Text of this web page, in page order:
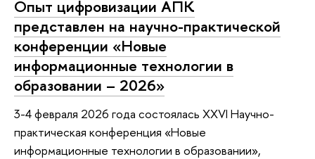
Опыт цифровизации АПК
представлен на научно-практической
конференции «Новые
информационные технологии в
образовании – 2026»
3-4 февраля 2026 года состоялась XXVI Научно-
практическая конференция «Новые
информационные технологии в образовании»,